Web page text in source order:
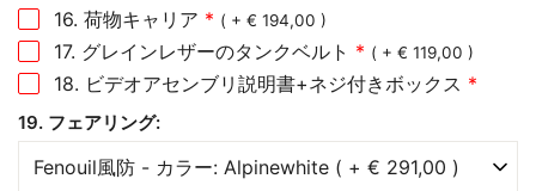
16. 荷物キャリア * ( + € 194,00 )
17. グレインレザーのタンクベルト * ( + € 119,00 )
18. ビデオアセンブリ説明書+ネジ付きボックス *
19. フェアリング: